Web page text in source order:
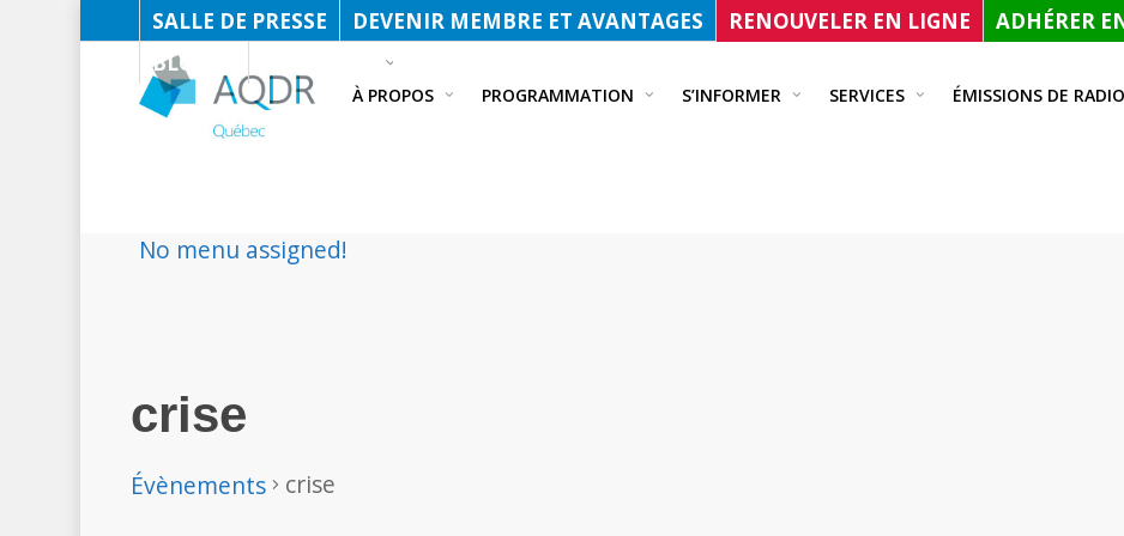
SALLE DE PRESSE DEVENIR MEMBRE ET AVANTAGES RENOUVELER EN LIGNE ADHÉRER
BLOGUE
À PROPOS PROGRAMMATION S’INFORMER SERVICES ÉMISSIONS DE RADIO
No menu assigned!
crise
Évènements crise